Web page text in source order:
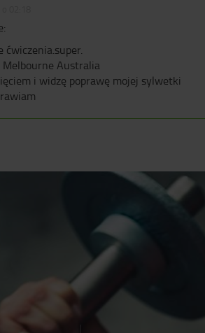
ćwiczenia.super.
Melbourne Australia
i widzę poprawę mojej sylwetki